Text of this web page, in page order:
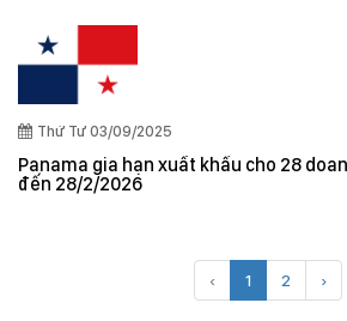
Thứ Tư 03/09/2025
Panama gia hạn xuất khẩu cho 28
đến 28/2/2026
‹ 1 2 ›